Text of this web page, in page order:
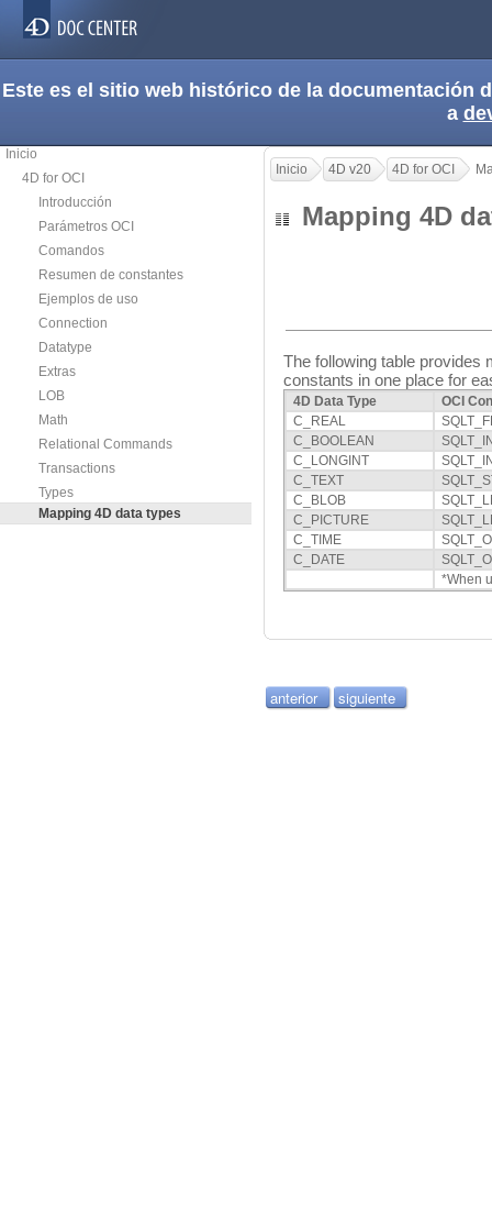
Este es el sitio web histórico de la documentación
a
Inicio
4D for OCI
Introducción
Parámetros OCI
Comandos
Resumen de constantes
Ejemplos de uso
Connection
Datatype
Extras
LOB
Math
Relational Commands
Transactions
Types
Mapping 4D data types
Inicio 4D v20 4D for OCI
Mapping 4D
The following table provides
constants in one place for
4D Data Type
OCI
C_REAL
C_BOOLEAN
C_LONGINT
C_TEXT
C_BLOB
C_PICTURE
C_TIME
C_DATE
*When
anterior siguiente